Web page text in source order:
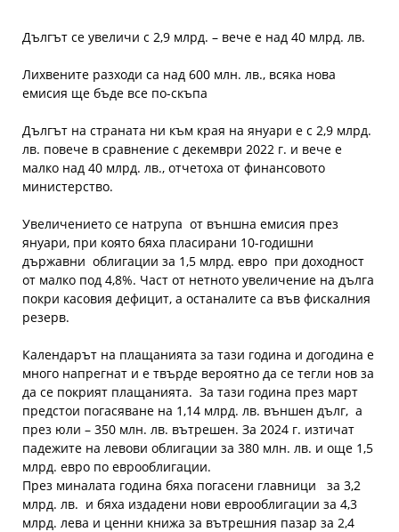
Дългът се увеличи с 2,9 млрд. – вече е над 40 млрд. лв.
Лихвените разходи са над 600 млн. лв., всяка нова
емисия ще бъде все по-скъпа
Дългът на страната ни към края на януари е с 2,9 млрд.
лв. повече в сравнение с декември 2022 г. и вече е
малко над 40 млрд. лв., отчетоха от финансовото
министерство.
Увеличението се натрупа от външна емисия през
януари, при която бяха пласирани 10-годишни
държавни облигации за 1,5 млрд. евро при доходност
от малко под 4,8%. Част от нетното увеличение на дълга
покри касовия дефицит, а останалите са във фискалния
резерв.
Календарът на плащанията за тази година и догодина е
много напрегнат и е твърде вероятно да се тегли нов за
да се покрият плащанията. За тази година през март
предстои погасяване на 1,14 млрд. лв. външен дълг, а
през юли – 350 млн. лв. вътрешен. За 2024 г. изтичат
падежите на левови облигации за 380 млн. лв. и още 1,5
млрд. евро по еврооблигации.
През миналата година бяха погасени главници за 3,2
млрд. лв. и бяха издадени нови еврооблигации за 4,3
млрд. лева и ценни книжа за вътрешния пазар за 2,4